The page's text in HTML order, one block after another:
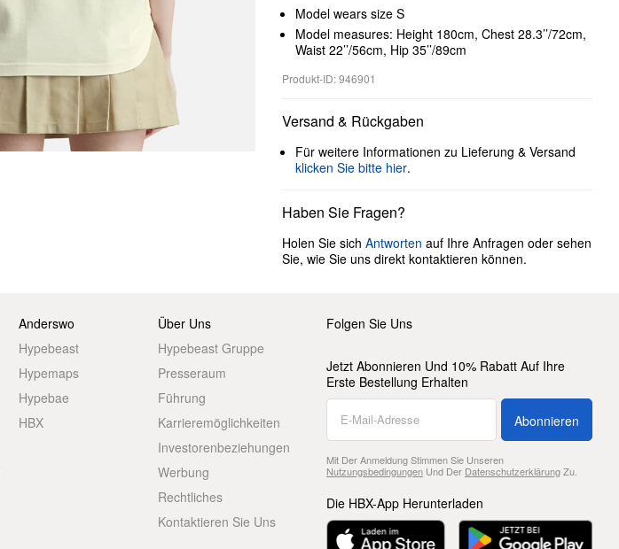
Model wears size S
Model measures: Height 180cm, Chest 28.3’’/72cm,
Waist 22’’/56cm, Hip 35’’/89cm
Produkt-ID: 946901
Versand & Rückgaben
Für weitere Informationen zu Lieferung & Versand
klicken Sie bitte hier.
Haben Sie Fragen?
Holen Sie sich Antworten auf Ihre Anfragen oder sehen
Sie, wie Sie uns direkt kontaktieren können.
Anderswo
Hypebeast
Hypemaps
Hypebae
HBX
Über Uns
Hypebeast Gruppe
Presseraum
Führung
Karrieremöglichkeiten
Investorenbeziehungen
Werbung
Rechtliches
Kontaktieren Sie Uns
Folgen Sie Uns
Jetzt Abonnieren Und 10% Rabatt Auf Ihre
Erste Bestellung Erhalten
Abonnieren
Mit Der Anmeldung Stimmen Sie Unseren
NutzungsbedingungenUnd Der DatenschutzerklärungZu.
Die HBX-App Herunterladen